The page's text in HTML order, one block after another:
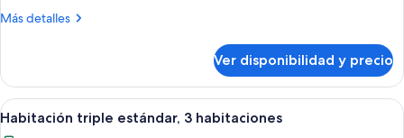
habitaciones
Más detalles
Más
triple
Deluxe,
3
Ver disponibilidad y precio
Ver
todas
Cama doble con cabecera de
5
Habitación triple estándar, 3 habitaciones